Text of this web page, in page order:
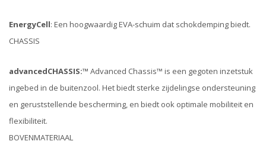
EnergyCell: Een hoogwaardig EVA-schuim dat schokdemping biedt.
CHASSIS
advancedCHASSIS:™ Advanced Chassis™ is een gegoten inzetstuk
ingebed in de buitenzool. Het biedt sterke zijdelingse ondersteuning
en geruststellende bescherming, en biedt ook optimale mobiliteit en
flexibiliteit.
BOVENMATERIAAL